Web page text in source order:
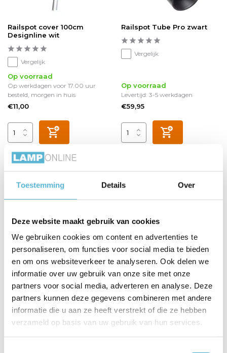
Toestemming Details Over
Deze website maakt gebruik van cookies
We gebruiken cookies om content en advertenties te
personaliseren, om functies voor social media te bieden
en om ons websiteverkeer te analyseren. Ook delen we
informatie over uw gebruik van onze site met onze
partners voor social media, adverteren en analyse. Deze
partners kunnen deze gegevens combineren met andere
informatie die u aan ze heeft verstrekt of die ze hebben
verzameld op basis van uw gebruik van hun services.
Railspot cover 100cm
Designline wit
Vergelijk
Op voorraad
Op werkdagen voor 17.00 uur
besteld, morgen in huis
€11,00
Railspot Tube Pro zwart
Vergelijk
Op voorraad
Levertijd: 3-5 werkdagen
€59,95
Railspot cover 100cm
Vergelijk
Op voorraad
Op werkdagen voor 17.00 uur
besteld, morgen in huis
€11,00
T-stuk Designline
railsysteem zwart
Vergelijk
Op voorraad
Levertijd: 3-5 werkdagen
€15,95